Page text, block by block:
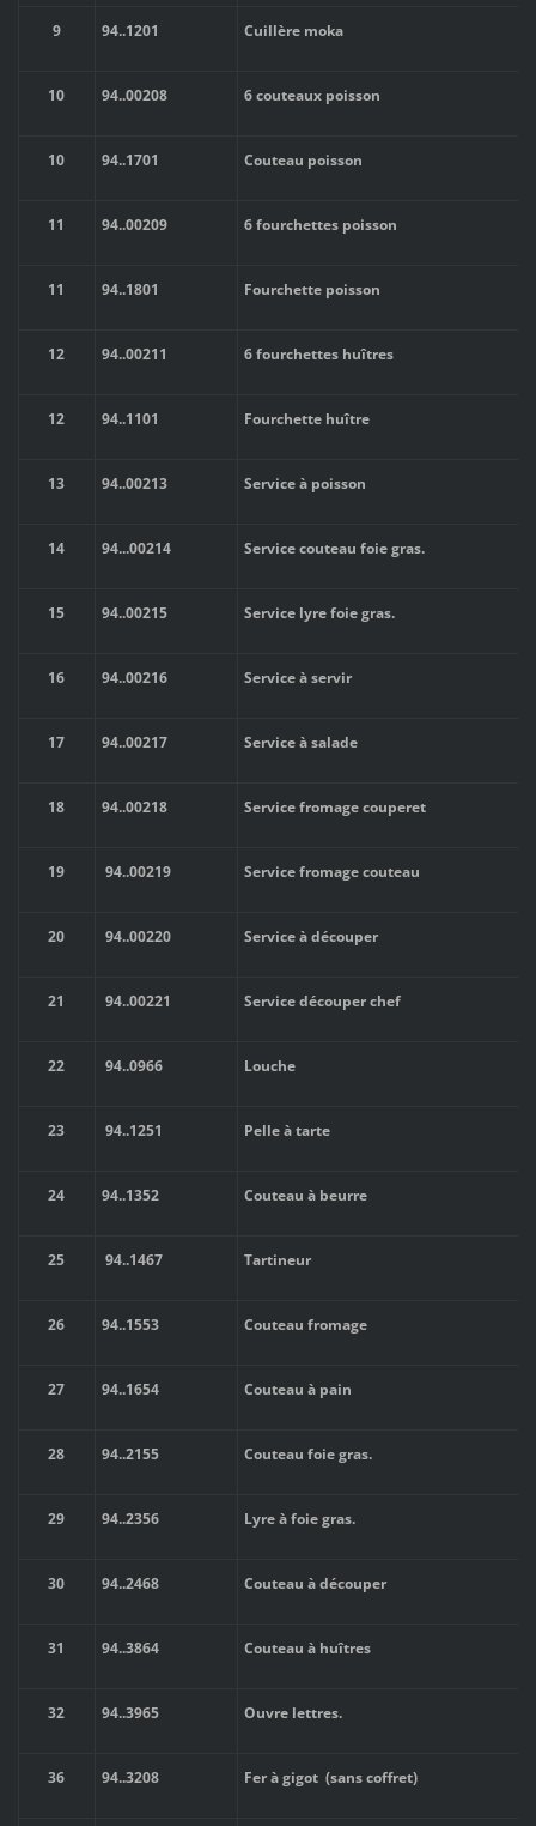
9 94..1201 Cuillère moka
10 94..00208 6 couteaux poisson
10 94..1701 Couteau poisson
11 94..00209 6 fourchettes poisson
11 94..1801 Fourchette poisson
12 94..00211 6 fourchettes huîtres
12 94..1101 Fourchette huître
13 94..00213 Service à poisson
14 94...00214 Service couteau foie gras.
15 94..00215 Service lyre foie gras.
16 94..00216 Service à servir
17 94..00217 Service à salade
18 94..00218 Service fromage couperet
19 94..00219 Service fromage couteau
20 94..00220 Service à découper
21 94..00221 Service découper chef
22 94..0966 Louche
23 94..1251 Pelle à tarte
24 94..1352 Couteau à beurre
25 94..1467 Tartineur
26 94..1553 Couteau fromage
27 94..1654 Couteau à pain
28 94..2155 Couteau foie gras.
29 94..2356 Lyre à foie gras.
30 94..2468 Couteau à découper
31 94..3864 Couteau à huîtres
32 94..3965 Ouvre lettres.
36 94..3208 Fer à gigot (sans coffret)